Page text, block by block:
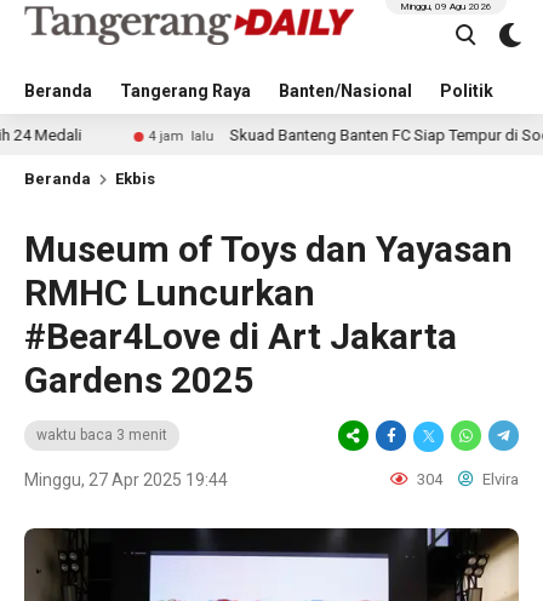
Beranda Tangerang Raya Banten/Nasional Politik
Minggu, 09 Agu 2026
4 jam lalu Skuad Banteng Banten FC Siap Tempur di Soekarno
Beranda Ekbis
Museum of Toys dan Yayasan
RMHC Luncurkan
#Bear4Love di Art Jakarta
Gardens 2025
waktu baca 3 menit
Minggu, 27 Apr 2025 19:44 304 Elvira